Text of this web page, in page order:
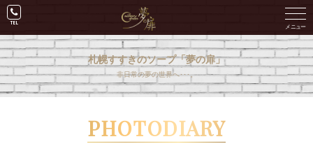
札幌すすきのソープ「夢の扉」
非日常の夢の世界へ･･･。
PHOTODIARY